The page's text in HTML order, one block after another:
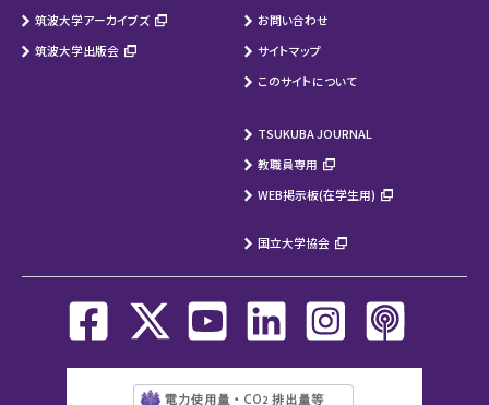
筑波大学アーカイブズ
筑波大学出版会
お問い合わせ
サイトマップ
このサイトについて
TSUKUBA JOURNAL
教職員専用
WEB掲示板(在学生用)
国立大学協会